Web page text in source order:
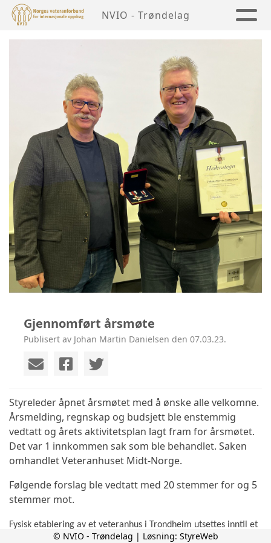
NVIO - Trøndelag
Gjennomført årsmøte
Publisert av Johan Martin Danielsen den 07.03.23.
Styreleder åpnet årsmøtet med å ønske alle velkomne.
Årsmelding, regnskap og budsjett ble enstemmig
vedtatt og årets aktivitetsplan lagt fram for årsmøtet.
Det var 1 innkommen sak som ble behandlet. Saken
omhandlet Veteranhuset Midt-Norge.
Følgende forslag ble vedtatt med 20 stemmer for og 5
stemmer mot.
Fysisk etablering av et veteranhus i Trondheim utsettes inntil et
godt etablert samarbeid mellom veteranorganisasjoner er
© NVIO - Trøndelag | Løsning: StyreWeb